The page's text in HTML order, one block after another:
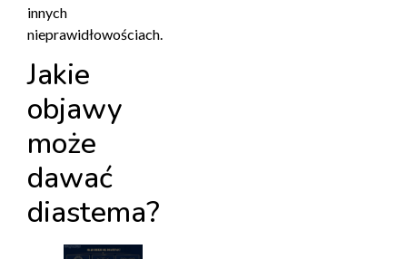
innych
nieprawidłowościach.
Jakie
objawy
może
dawać
diastema?